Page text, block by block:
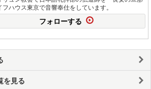
フハウス東京で音響奉仕をしています。
フォローする
を見る